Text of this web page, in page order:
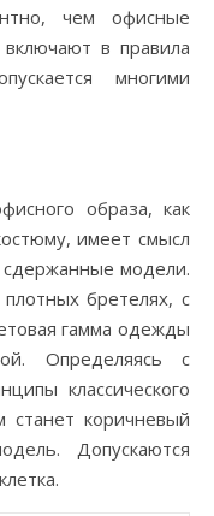
чем офисные
в правила
многими
образа, как
имеет смысл
сдержанные модели.
бретелях, с
гамма одежды
Определяясь с
классического
коричневый
Допускаются